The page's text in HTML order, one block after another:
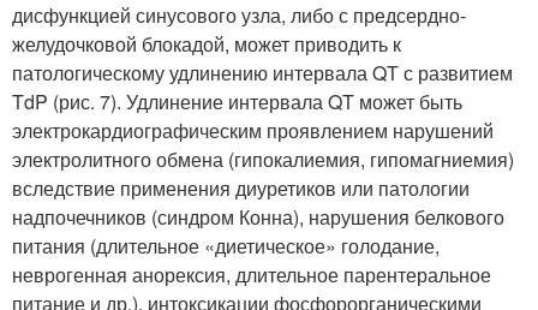
дисфункцией синусового узла, либо с предсердно-
желудочковой блокадой, может приводить к
патологическому удлинению интервала QT с развитием
TdP (рис. 7). Удлинение интервала QT может быть
электрокардиографическим проявлением нарушений
электролитного обмена (гипокалиемия, гипомагниемия)
вследствие применения диуретиков или патологии
надпочечников (синдром Конна), нарушения белкового
питания (длительное «диетическое» голодание,
неврогенная анорексия, длительное парентеральное
питание и др.), интоксикации фосфорорганическими